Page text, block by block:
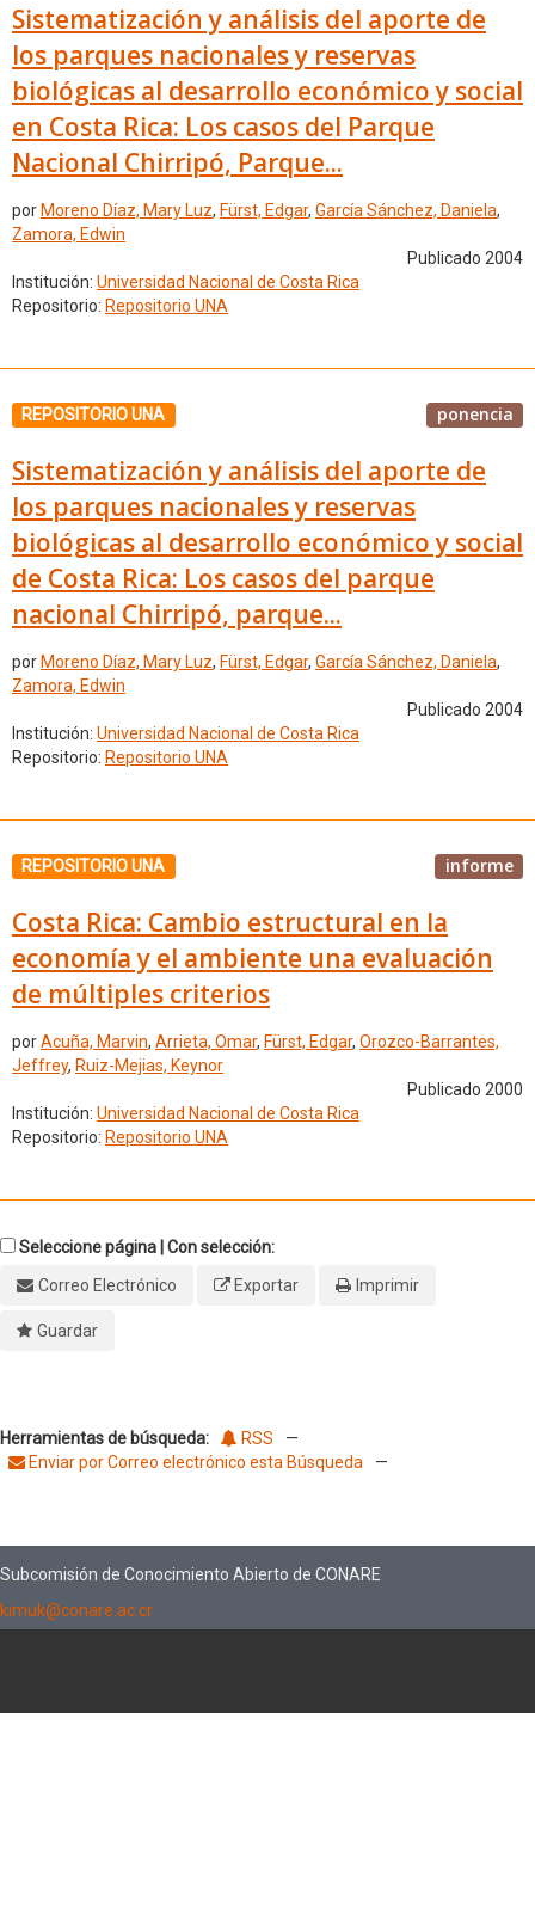
Sistematización y análisis del aporte de
los parques nacionales y reservas
biológicas al desarrollo económico y social
en Costa Rica: Los casos del Parque
Nacional Chirripó, Parque...
por Moreno Díaz, Mary Luz, Fürst, Edgar, García Sánchez, Daniela,
Zamora, Edwin
Publicado 2004
Institución: Universidad Nacional de Costa Rica
Repositorio: Repositorio UNA
REPOSITORIO UNA ponencia
Sistematización y análisis del aporte de
los parques nacionales y reservas
biológicas al desarrollo económico y social
de Costa Rica: Los casos del parque
nacional Chirripó, parque...
por Moreno Díaz, Mary Luz, Fürst, Edgar, García Sánchez, Daniela,
Zamora, Edwin
Publicado 2004
Institución: Universidad Nacional de Costa Rica
Repositorio: Repositorio UNA
REPOSITORIO UNA informe
Costa Rica: Cambio estructural en la
economía y el ambiente una evaluación
de múltiples criterios
porAcuña, Marvin, Arrieta, Omar, Fürst, Edgar, Orozco-Barrantes,
Jeffrey, Ruiz-Mejias, Keynor
Publicado 2000
Institución: Universidad Nacional de Costa Rica
Repositorio: Repositorio UNA
Seleccione página | Con selección:
Correo Electrónico
Exportar Imprimir
Guardar
Herramientas de búsqueda: RSS
—
Enviar por Correo electrónico esta Búsqueda
—
Subcomisión de Conocimiento Abierto de CONARE
kimuk@conare.ac.cr